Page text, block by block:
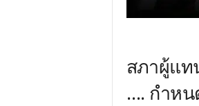
สภาผู้แท
…. กำหน